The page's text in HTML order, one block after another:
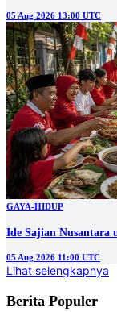
05 Aug 2026 13:00 UTC
GAYA-HIDUP
Ide Sajian Nusantara
05 Aug 2026 11:00 UTC
Lihat selengkapnya
Berita Populer